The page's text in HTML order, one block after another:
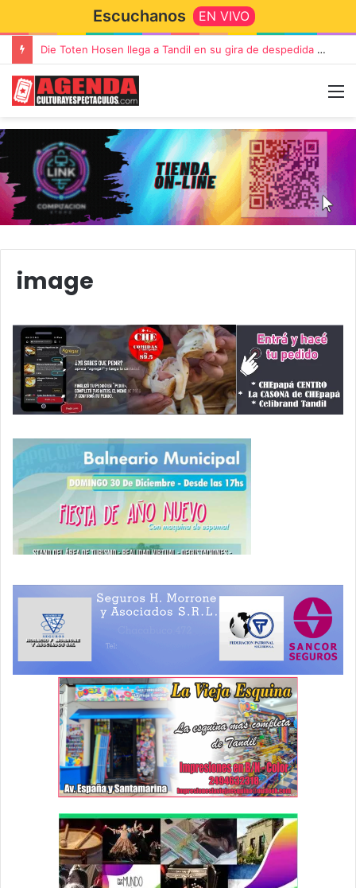
Escuchanos EN VIVO
Die Toten Hosen llega a Tandil en su gira de despedida «Fútbol, Asado, Vino y Adiós Amigos»
image